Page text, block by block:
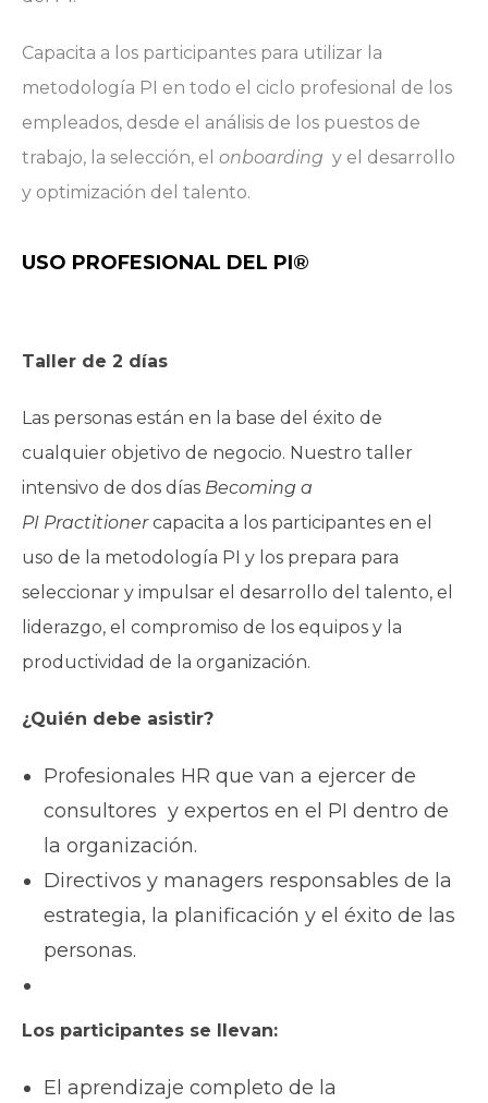
Capacita a los participantes para utilizar la
metodología PI en todo el ciclo profesional de los
empleados, desde el análisis de los puestos de
trabajo, la selección, el onboarding y el desarrollo
y optimización del talento.
USO PROFESIONAL DEL PI®
Taller de 2 días
Las personas están en la base del éxito de
cualquier objetivo de negocio. Nuestro taller
intensivo de dos días Becoming a
PI Practitionercapacita a los participantes en el
uso de la metodología PI y los prepara para
seleccionar y impulsar el desarrollo del talento, el
liderazgo, el compromiso de los equipos y la
productividad de la organización.
¿Quién debe asistir?
Profesionales HR que van a ejercer de
consultores y expertos en el PI dentro de
la organización.
Directivos y managers responsables de la
estrategia, la planificación y el éxito de las
personas.
Los participantes se llevan:
El aprendizaje completo de la